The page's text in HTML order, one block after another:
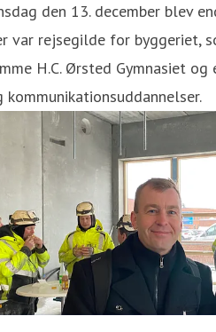
den 13. december blev
var rejsegilde for byggeriet,
H.C. Ørsted Gymnasiet
kommunikationsuddannelser.